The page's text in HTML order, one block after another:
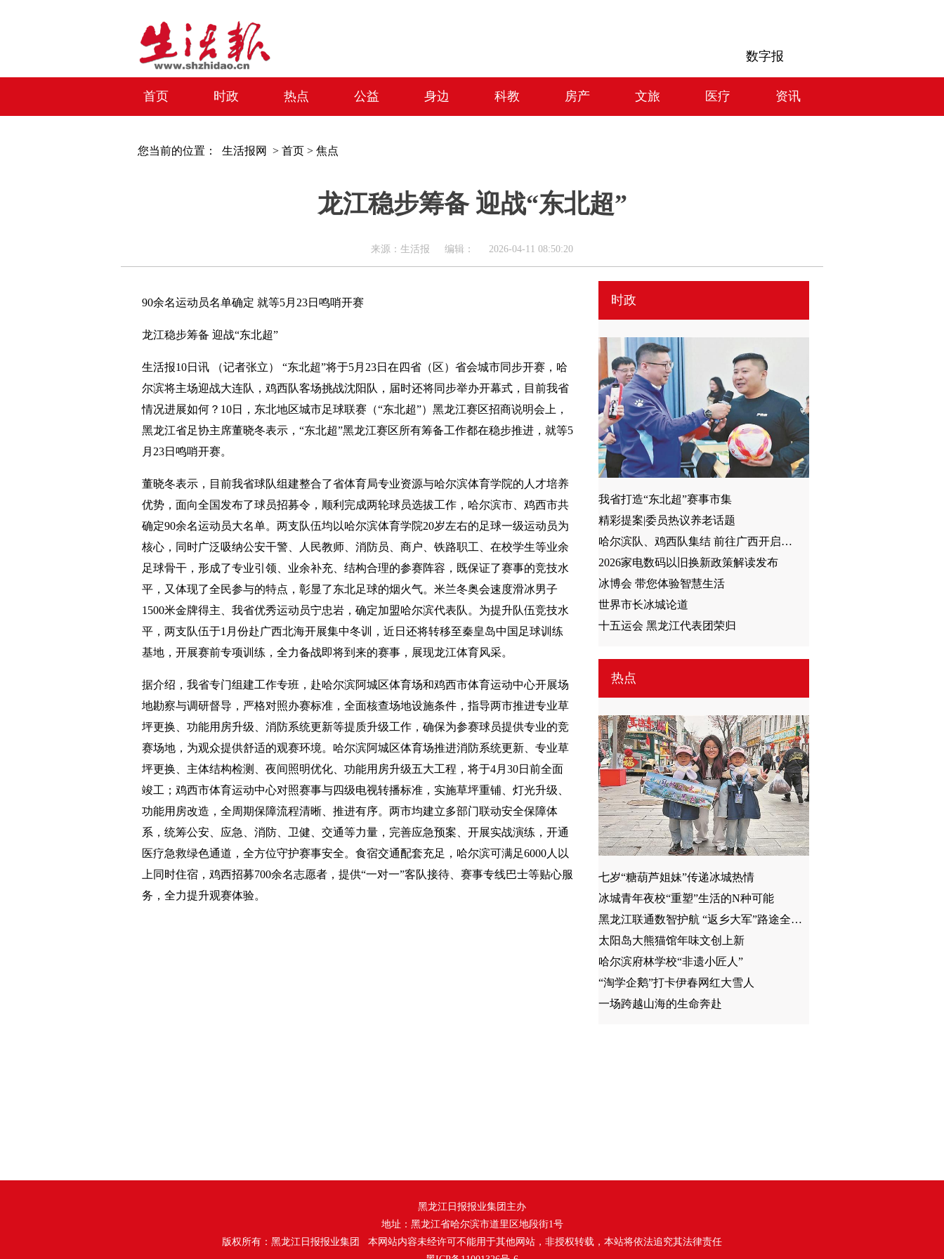
数字报
首页 时政 热点 公益 身边 科教 房产 文旅 医疗 资讯
您当前的位置： 生活报网 > 首页 > 焦点
龙江稳步筹备 迎战“东北超”
来源：生活报 编辑： 2026-04-11 08:50:20
90余名运动员名单确定 就等5月23日鸣哨开赛
龙江稳步筹备 迎战“东北超”
生活报10日讯 （记者张立） “东北超”将于5月23日在四省（区）省会城市同步开赛，哈
尔滨将主场迎战大连队，鸡西队客场挑战沈阳队，届时还将同步举办开幕式，目前我省
情况进展如何？10日，东北地区城市足球联赛（“东北超”）黑龙江赛区招商说明会上，
黑龙江省足协主席董晓冬表示，“东北超”黑龙江赛区所有筹备工作都在稳步推进，就等5
月23日鸣哨开赛。
董晓冬表示，目前我省球队组建整合了省体育局专业资源与哈尔滨体育学院的人才培养
优势，面向全国发布了球员招募令，顺利完成两轮球员选拔工作，哈尔滨市、鸡西市共
确定90余名运动员大名单。两支队伍均以哈尔滨体育学院20岁左右的足球一级运动员为
核心，同时广泛吸纳公安干警、人民教师、消防员、商户、铁路职工、在校学生等业余
足球骨干，形成了专业引领、业余补充、结构合理的参赛阵容，既保证了赛事的竞技水
平，又体现了全民参与的特点，彰显了东北足球的烟火气。米兰冬奥会速度滑冰男子
1500米金牌得主、我省优秀运动员宁忠岩，确定加盟哈尔滨代表队。为提升队伍竞技水
平，两支队伍于1月份赴广西北海开展集中冬训，近日还将转移至秦皇岛中国足球训练
基地，开展赛前专项训练，全力备战即将到来的赛事，展现龙江体育风采。
据介绍，我省专门组建工作专班，赴哈尔滨阿城区体育场和鸡西市体育运动中心开展场
地勘察与调研督导，严格对照办赛标准，全面核查场地设施条件，指导两市推进专业草
坪更换、功能用房升级、消防系统更新等提质升级工作，确保为参赛球员提供专业的竞
赛场地，为观众提供舒适的观赛环境。哈尔滨阿城区体育场推进消防系统更新、专业草
坪更换、主体结构检测、夜间照明优化、功能用房升级五大工程，将于4月30日前全面
竣工；鸡西市体育运动中心对照赛事与四级电视转播标准，实施草坪重铺、灯光升级、
功能用房改造，全周期保障流程清晰、推进有序。两市均建立多部门联动安全保障体
系，统筹公安、应急、消防、卫健、交通等力量，完善应急预案、开展实战演练，开通
医疗急救绿色通道，全方位守护赛事安全。食宿交通配套充足，哈尔滨可满足6000人以
上同时住宿，鸡西招募700余名志愿者，提供“一对一”客队接待、赛事专线巴士等贴心服
务，全力提升观赛体验。
时政
我省打造“东北超”赛事市集
精彩提案|委员热议养老话题
哈尔滨队、鸡西队集结 前往广西开启冬训
2026家电数码以旧换新政策解读发布
冰博会 带您体验智慧生活
世界市长冰城论道
十五运会 黑龙江代表团荣归
热点
七岁“糖葫芦姐妹”传递冰城热情
冰城青年夜校“重塑”生活的N种可能
黑龙江联通数智护航 “返乡大军”路途全程“在线”
太阳岛大熊猫馆年味文创上新
哈尔滨府林学校“非遗小匠人”
“淘学企鹅”打卡伊春网红大雪人
一场跨越山海的生命奔赴
黑龙江日报报业集团主办
地址：黑龙江省哈尔滨市道里区地段街1号
版权所有：黑龙江日报报业集团 本网站内容未经许可不能用于其他网站，非授权转载，本站将依法追究其法律责任